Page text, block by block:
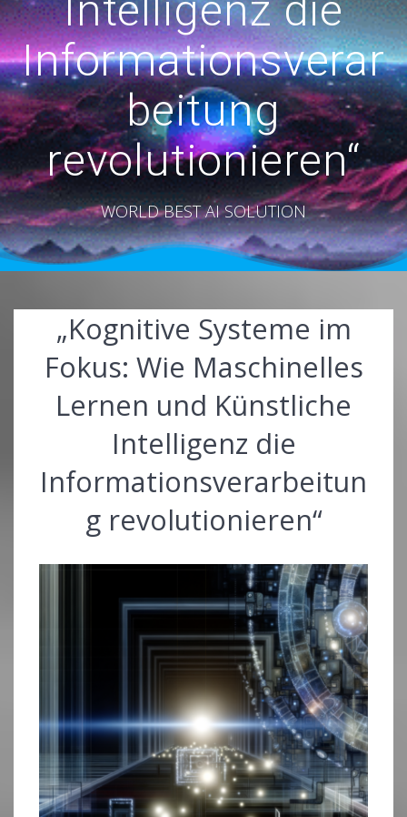
Informationsverar
beitung
revolutionieren“
WORLD BEST AI SOLUTION
„Kognitive Systeme im
Fokus: Wie Maschinelles
Lernen und Künstliche
Intelligenz die
Informationsverarbeitun
g revolutionieren“